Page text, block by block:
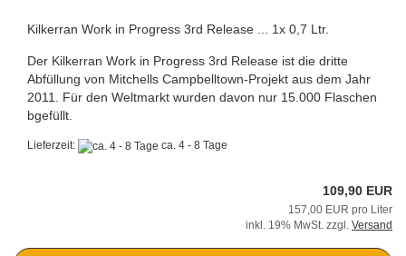
Kilkerran Work in Progress 3rd Release ... 1x 0,7 Ltr.
Der Kilkerran Work in Progress 3rd Release ist die dritte
Abfüllung von Mitchells Campbelltown-Projekt aus dem Jahr
2011. Für den Weltmarkt wurden davon nur 15.000 Flaschen
bgefüllt.
Lieferzeit: ca. 4 - 8 Tage
109,90 EUR
157,00 EUR pro Liter
inkl. 19% MwSt. zzgl. Versand